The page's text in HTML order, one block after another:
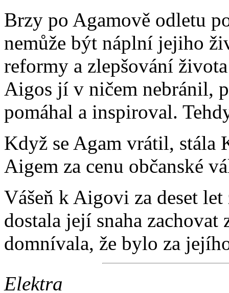
Brzy po Agamově odletu
nemůže být náplní jejiho
reformy a zlepšování
Aigos jí v ničem nebránil,
pomáhal a inspiroval.
Když se Agam vrátil, stála
Aigem za cenu občanské
Vášeň k Aigovi za deset
dostala její snaha
domnívala, že bylo za
Elektra